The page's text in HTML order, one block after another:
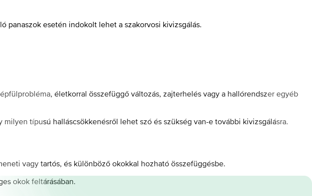
panaszok esetén indokolt lehet a szakorvosi kivizsgálás.
életkorral összefüggő változás, zajterhelés vagy a hallórendszer egyéb
típusú halláscsökkenésről lehet szó és szükség van-e további kivizsgálásra.
vagy tartós, és különböző okokkal hozható összefüggésbe.
okok feltárásában.